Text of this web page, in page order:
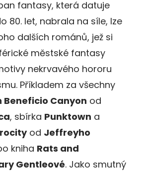
fantasy, která datuje
80. let, nabrala na síle, lze
dalších románů, jež si
městské fantasy
nekrvavého hororu
Příkladem za všechny
Beneficio Canyon od
, sbírka Punktown a
od Jeffreyho
kniha Rats and
Gentleové. Jako smutný